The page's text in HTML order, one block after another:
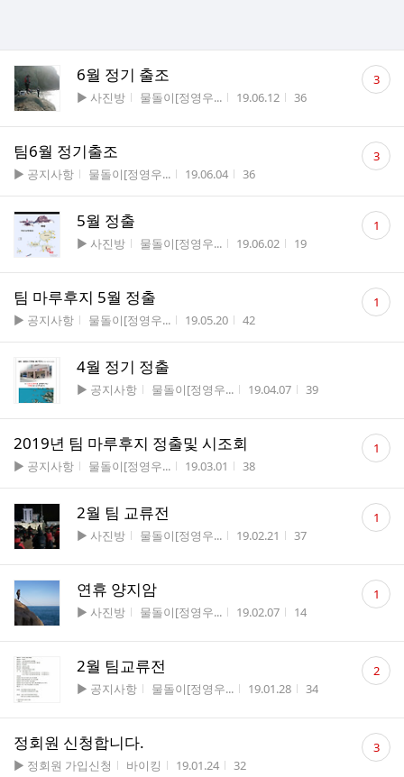
6월 정기 출조
게시판명
▶ 사진방 작성자
물돌이[정영우... 작성시간
19.06.12 조회수
36
댓
글 3
팀6월 정기출조
게시판명
▶ 공지사항 작성자
물돌이[정영우... 작성시간
19.06.04 조회수
36
댓
글 3
5월 정출
게시판명
▶ 사진방 작성자
물돌이[정영우... 작성시간
19.06.02 조회수
19
댓
글 1
팀 마루후지 5월 정출
게시판명
▶ 공지사항 작성자
물돌이[정영우... 작성시간
19.05.20 조회수
42
댓
글 1
4월 정기 정출
게시판명
▶ 공지사항 작성자
물돌이[정영우... 작성시간
19.04.07 조회수
39
2019년 팀 마루후지 정출및 시조회
게시판명
▶ 공지사항 작성자
물돌이[정영우... 작성시간
19.03.01 조회수
38
댓
글 1
2월 팀 교류전
게시판명
▶ 사진방 작성자
물돌이[정영우... 작성시간
19.02.21 조회수
37
댓
글 1
연휴 양지암
게시판명
▶ 사진방 작성자
물돌이[정영우... 작성시간
19.02.07 조회수
14
댓
글 1
2월 팀교류전
게시판명
▶ 공지사항 작성자
물돌이[정영우... 작성시간
19.01.28 조회수
34
댓
글 2
정회원 신청합니다.
게시판명
▶ 정회원 가입신청 작성자
바이킹 작성시간
19.01.24 조회수
32
댓
글 3